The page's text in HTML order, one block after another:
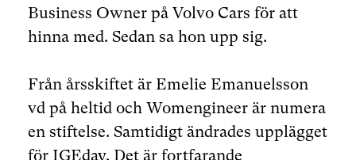
Business Owner på Volvo Cars för att
hinna med. Sedan sa hon upp sig.
Från årsskiftet är Emelie Emanuelsson
vd på heltid och Womengineer är numera
en stiftelse. Samtidigt ändrades upplägget
för IGEday. Det är fortfarande